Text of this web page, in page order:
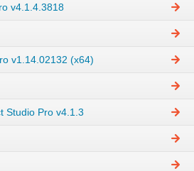
v4.1.4.3818
v1.14.02132 (x64)
Studio Pro v4.1.3